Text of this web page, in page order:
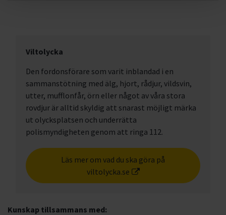
Viltolycka
Den fordonsförare som varit inblandad i en
sammanstötning med älg, hjort, rådjur, vildsvin,
utter, mufflonfår, örn eller något av våra stora
rovdjur är alltid skyldig att snarast möjligt märka
ut olycksplatsen och underrätta
polismyndigheten genom att ringa 112.
Läs mer om vad du ska göra på
viltolycka.se
Kunskap tillsammans med: